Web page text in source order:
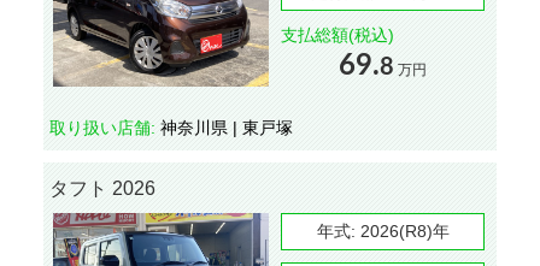
支払総額(税込)
69.8 万円
取り扱い店舗: 神奈川県 | 東戸塚
タフト 2026
年式: 2026(R8)年